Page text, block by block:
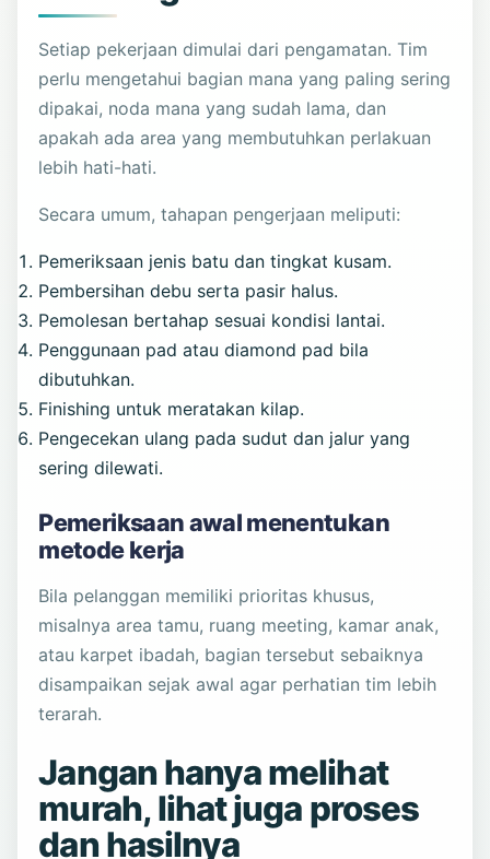
Setiap pekerjaan dimulai dari pengamatan. Tim
perlu mengetahui bagian mana yang paling sering
dipakai, noda mana yang sudah lama, dan
apakah ada area yang membutuhkan perlakuan
lebih hati-hati.
Secara umum, tahapan pengerjaan meliputi:
Pemeriksaan jenis batu dan tingkat kusam.
Pembersihan debu serta pasir halus.
Pemolesan bertahap sesuai kondisi lantai.
Penggunaan pad atau diamond pad bila
dibutuhkan.
Finishing untuk meratakan kilap.
Pengecekan ulang pada sudut dan jalur yang
sering dilewati.
Pemeriksaan awal menentukan
metode kerja
Bila pelanggan memiliki prioritas khusus,
misalnya area tamu, ruang meeting, kamar anak,
atau karpet ibadah, bagian tersebut sebaiknya
disampaikan sejak awal agar perhatian tim lebih
terarah.
Jangan hanya melihat
murah, lihat juga proses
dan hasilnya